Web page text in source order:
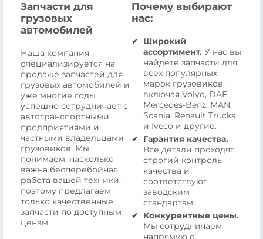
Запчасти для
грузовых
автомобилей
Наша компания
специализируется на
продаже запчастей для
грузовых автомобилей и
уже многие годы
успешно сотрудничает с
автотранспортными
предприятиями и
частными владельцами
грузовиков. Мы
понимаем, насколько
важна бесперебойная
работа вашей техники,
поэтому предлагаем
только качественные
запчасти по доступным
ценам.
Почему выбирают
нас:
Широкий
ассортимент. У нас вы
найдете запчасти для
всех популярных
марок грузовиков,
включая Volvo, DAF,
Mercedes-Benz, MAN,
Scania, Renault Trucks
и Iveco и другие.
Гарантия качества.
Все детали проходят
строгий контроль
качества и
соответствуют
заводским
стандартам.
Конкурентные цены.
Мы сотрудничаем
напрямую с